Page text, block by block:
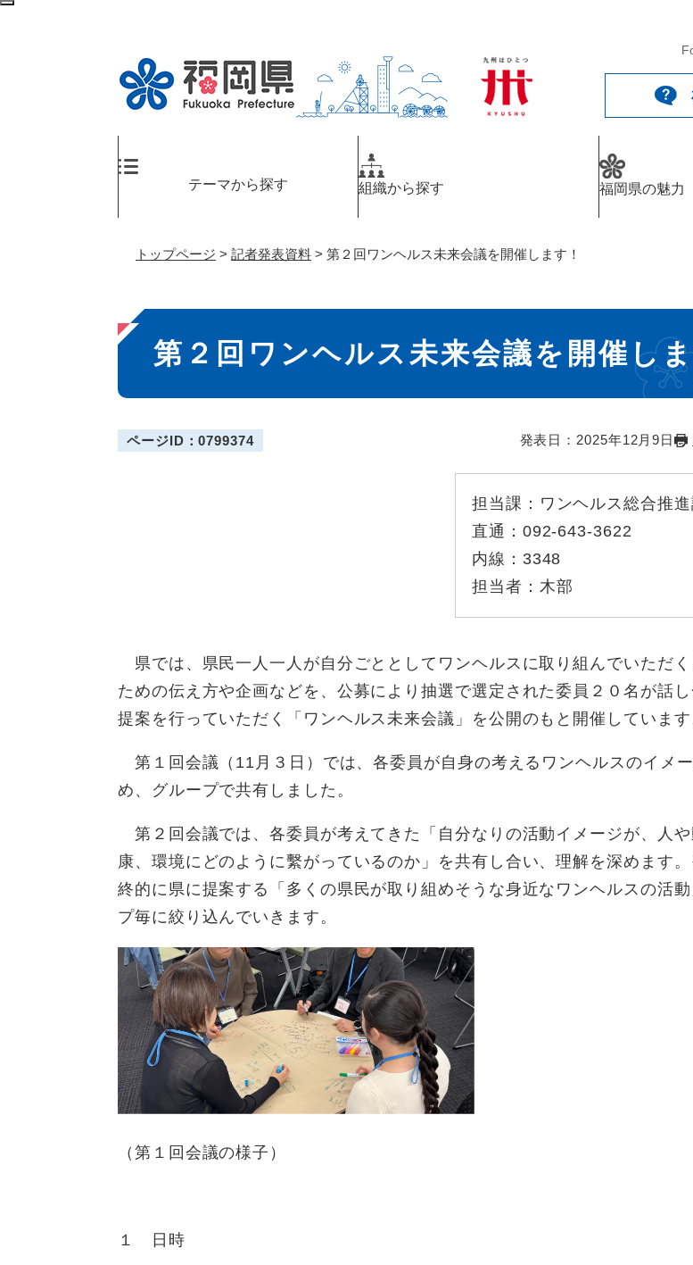
ペ
メ
テーマから探す 組織から探す 福岡県の魅力
トップページ > 記者発表資料 > 第２回ワンヘルス未来会議を開催します！
本
文
第２回ワンヘルス未来会議を開催し
ページID：0799374 発表日： 2025年12月9日
担当課： ワンヘルス総合推進
直通： 092-643-3622
内線： 3348
担当者： 木部
県では、県民一人一人が自分ごととしてワンヘルスに取り組んでいただく
ための伝え方や企画などを、公募により抽選で選定された委員２０名が話
提案を行っていただく「ワンヘルス未来会議」を公開のもと開催しています
第１回会議（11月３日）では、各委員が自身の考えるワンヘルスのイメー
め、グループで共有しました。
第２回会議では、各委員が考えてきた「自分なりの活動イメージが、人や
康、環境にどのように繫がっているのか」を共有し合い、理解を深めます
終的に県に提案する「多くの県民が取り組めそうな身近なワンヘルスの活
プ毎に絞り込んでいきます。
（第１回会議の様子）
１ 日時